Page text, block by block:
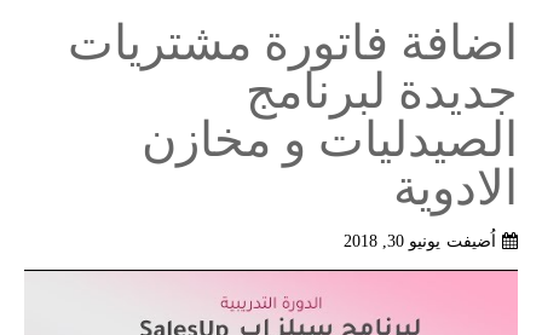
اضافة فاتورة مشتريات
جديدة لبرنامج
الصيدليات و مخازن
الادوية
اُضيفت يونيو 30, 2018